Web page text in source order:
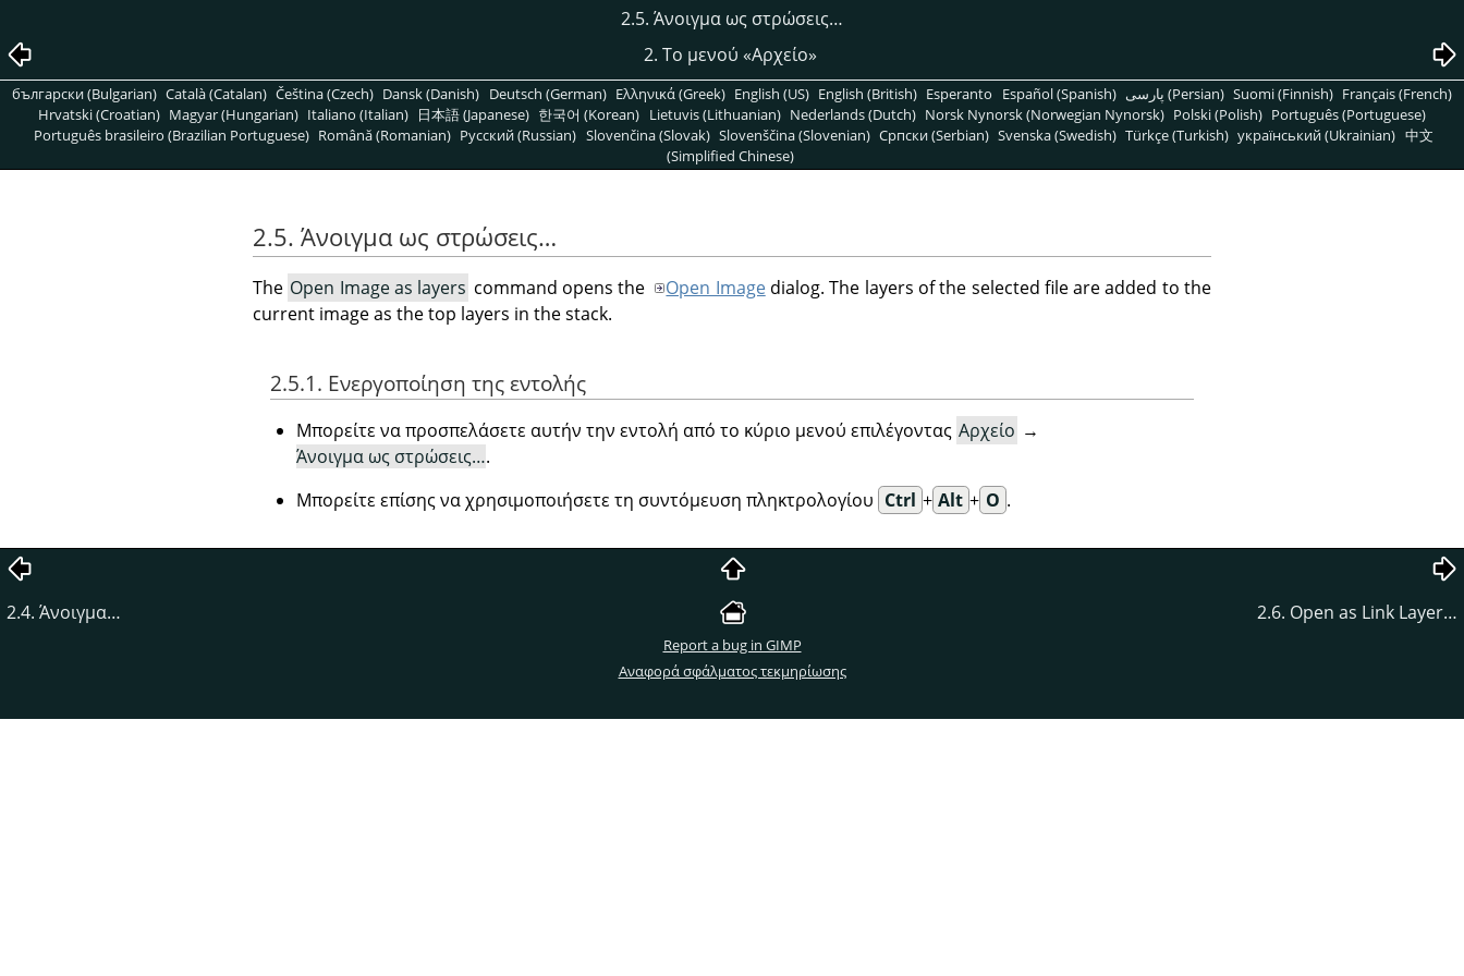
2.5. Άνοιγμα ως στρώσεις…
2. Το μενού «Αρχείο»
български (Bulgarian) Català (Catalan) Čeština (Czech) Dansk (Danish) Deutsch (German) Ελληνικά (Greek) English (US) English (British) Esperanto Español (Spanish) پارسی (Persian) Suomi (Finnish) Français (French)
Hrvatski (Croatian) Magyar (Hungarian) Italiano (Italian) 日本語 (Japanese) 한국어 (Korean) Lietuvis (Lithuanian) Nederlands (Dutch) Norsk Nynorsk (Norwegian Nynorsk) Polski (Polish) Português (Portuguese)
Português brasileiro (Brazilian Portuguese) Română (Romanian) Pусский (Russian) Slovenčina (Slovak) Slovenščina (Slovenian) Српски (Serbian) Svenska (Swedish) Türkçe (Turkish) український (Ukrainian) 中文
(Simplified Chinese)
2.5. Άνοιγμα ως στρώσεις…
The Open Image as layers command opens the Open Imagedialog. The layers of the selected file are added to the
current image as the top layers in the stack.
2.5.1. Ενεργοποίηση της εντολής
Μπορείτε να προσπελάσετε αυτήν την εντολή από το κύριο μενού επιλέγοντας Αρχείο →
Άνοιγμα ως στρώσεις….
Μπορείτε επίσης να χρησιμοποιήσετε τη συντόμευση πληκτρολογίου Ctrl + Alt + O .
2.4. Άνοιγμα… 2.6. Open as Link Layer…
Report a bug in GIMP
Αναφορά σφάλματος τεκμηρίωσης